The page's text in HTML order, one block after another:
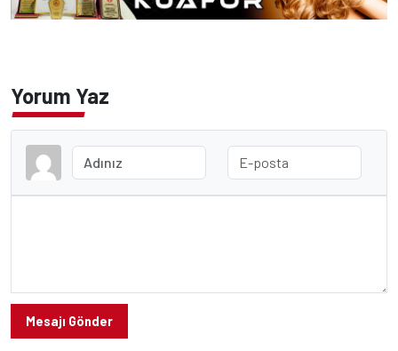
Yorum Yaz
Mesajı Gönder